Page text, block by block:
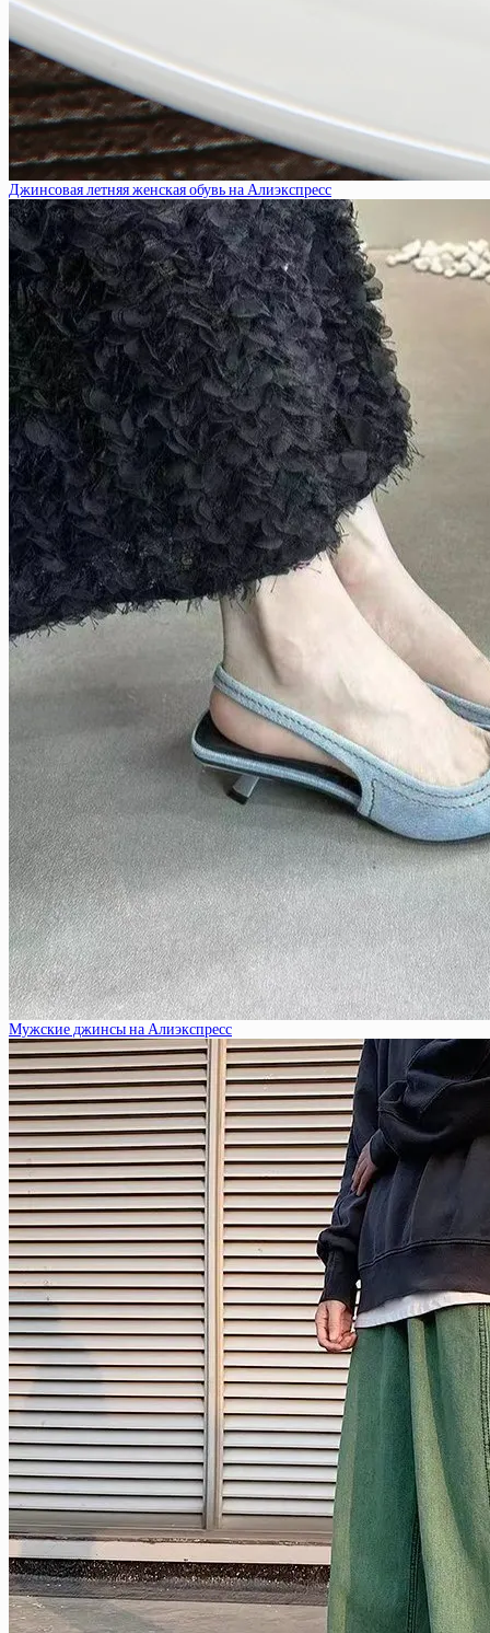
Джинсовая летняя женская обувь на Алиэкспресс
Мужские джинсы на Алиэкспресс